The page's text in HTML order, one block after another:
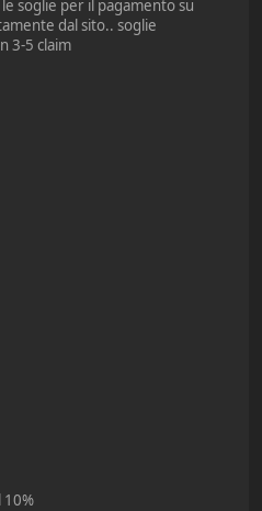
soglie per il pagamento su
dal sito.. soglie
3-5 claim